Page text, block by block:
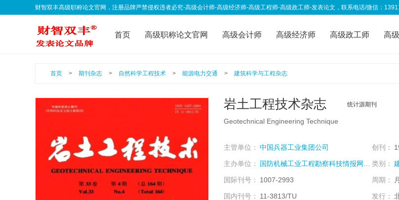
财智双丰高级职称论文官网，注册品牌严禁侵权违者必究-高级会计师-高级经济师-高级工程师-高级政工师-发表论文，联系电话/微信：
首页 高级职称论文官网 高级会计师 高级经济师 高级政工师 高
联系我们 公告声明 职称资讯 我要投稿
首页 > 期刊杂志 > 自然科学工程技术 > 能源电力交通 > 建筑科学与工程杂志
岩土工程技术杂志 统计源期刊
Geotechnical Engineering Technique
主管单位： 中国兵器工业集团公司
主办单位： 国防机械工业工程勘察科技情报网;中兵勘察设计研究院;
国际刊号： 1007-2993
国内刊号： 11-3813/TU
创刊：
类别：
周期：
发行：